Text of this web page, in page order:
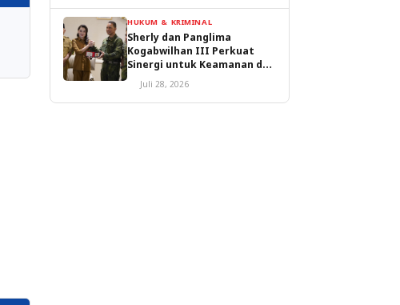
HUKUM & KRIMINAL
Sherly dan Panglima
Kogabwilhan III Perkuat
Sinergi untuk Keamanan dan
Pembangunan Malut
Juli 28, 2026